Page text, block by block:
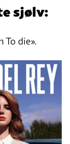
sjølv:
To die».